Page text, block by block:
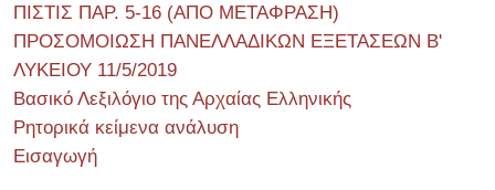
ΠΙΣΤΙΣ ΠΑΡ. 5-16 (ΑΠΟ ΜΕΤΑΦΡΑΣΗ)
ΠΡΟΣΟΜΟΙΩΣΗ ΠΑΝΕΛΛΑΔΙΚΩΝ ΕΞΕΤΑΣΕΩΝ Β'
ΛΥΚΕΙΟΥ 11/5/2019
Βασικό Λεξιλόγιο της Αρχαίας Ελληνικής
Ρητορικά κείμενα ανάλυση
Εισαγωγή